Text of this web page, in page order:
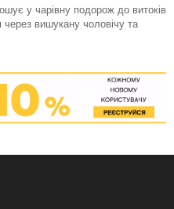
у чарівну подорож до витоків
через вишукану чоловічу та